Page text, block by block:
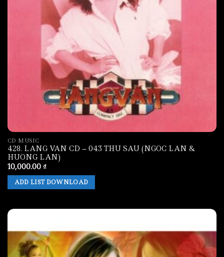
CD MUSIC
428. LANG VAN CD – 043 THU SAU (NGOC LAN &
HUONG LAN)
10,000.00 ₫
ADD LIST DOWNLOAD